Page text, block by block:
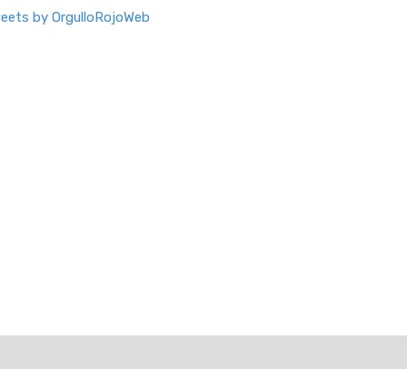
by OrgulloRojoWeb